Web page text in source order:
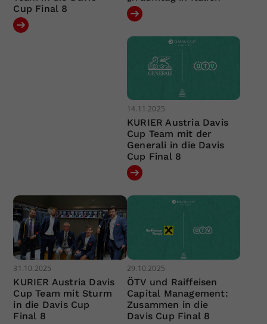
Cup Final 8
14.11.2025
KURIER Austria Davis
Cup Team mit der
Generali in die Davis
Cup Final 8
31.10.2025
KURIER Austria Davis
Cup Team mit Sturm
in die Davis Cup
Final 8
29.10.2025
ÖTV und Raiffeisen
Capital Management:
Zusammen in die
Davis Cup Final 8